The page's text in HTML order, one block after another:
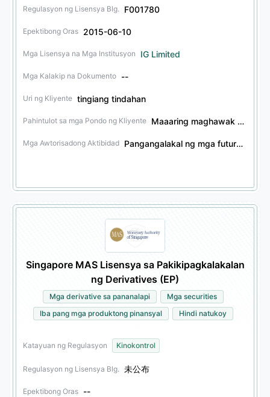
Regulasyon ng Lisensya Blg. F001780
Epektibong Oras 2015-06-10
Mga Lisensya na Mga Institusyon IG Limited
Mga Kalakip na Dokumento --
Uri ng Kliyente tingiang tindahan
Pahintulot sa mga Pondo ng Kliyente Maaaring maghawak ng mga pondo ng kliyente
Mga Awtorisadong Aktibidad Pangangalakal ng mga futures, Ahensya ng mga futures, Pangangalakal ng mga seguridad, Ahensya ng mga seguridad, Serbisyo ng tiwala sa mga seguridad, Pangangalakal ng mga bono, Ahensya ng mga bono, Serbisyo ng tiwala sa mga bono, Pangangalakal ng mga asset na kripto, Ahensya ng mga asset na kripto, Pangangalakal ng ibang produktong pinansyal, Ahensya ng ibang produktong pinansyal, Serbisyo ng tiwala sa ibang produktong pinansyal, Pangangalakal ng mga opsiyon, Ahensya ng mga opsiyon
Singapore MAS Lisensya sa Pakikipagkalakalan
ng Derivatives (EP)
Mga derivative sa pananalapi
Mga securities
Iba pang mga produktong pinansyal
Hindi natukoy
Katayuan ng Regulasyon Kinokontrol
Regulasyon ng Lisensya Blg. 未公布
Epektibong Oras --